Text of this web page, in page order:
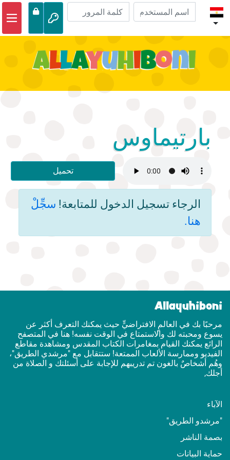
مغامرات الكتاب المقدس
أنشطة
بارتيماوس
تحميل
الرجاء تسجيل الدخول للمتابعة! سجِّلْ
هنا.
Allayuhiboni
مرحبًا بك في العالمٍ الافتراضيٍّ حيث يمكنك التعرف أكثر عن
يسوع ومحبته لك والاستمتاع في الوقت نفسه! هنا في المتصفح
الرائع يمكنك القيام بمغامرات الكتاب المقدس ومشاهدة مقاطع
الفيديو وممارسة الألعاب الممتعة! ستتقابل مع "مرشدي الطريق"،
وهُم أشخاصٌ بالغون تم تدريبهم للإجابة على أسئلتك و الصلاة من
أجلك,
الآباء
"مرشدو الطريق"
بصمة الناشر
حماية البيانات